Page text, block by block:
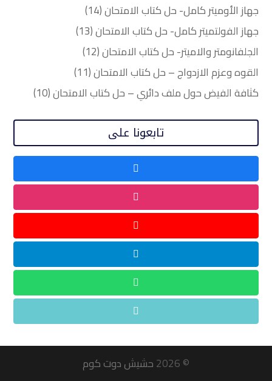
جهاز الأوميتر كامل- حل كتاب الامتحان (14)
جهاز الفولتميتر كامل- حل كتاب الامتحان (13)
الجلفانومتر والاميتر- حل كتاب الامتحان (12)
القوه وعزم الازدواج – حل كتاب الامتحان (11)
كثافة الفيض حول ملف دائري – حل كتاب الامتحان (10)
تابعونا على
© 2026 حشيش دوت كوم